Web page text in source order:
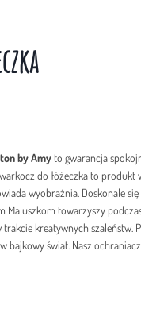
by Amyto gwarancja
do łóżeczka to produkt
wyobraźnia. Doskonale
Maluszkom towarzyszy
kreatywnych szaleństw.
bajkowy świat. Nasz